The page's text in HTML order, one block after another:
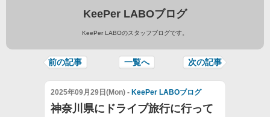
KeePer LABOブログ
KeePer LABOのスタッフブログです。
前の記事 一覧へ 次の記事
2025年09月29日(Mon) - KeePer LABOブログ
神奈川県にドライブ旅行に行って